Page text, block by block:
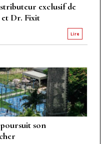
exclusif de
Dr. Fixit
Lire
son